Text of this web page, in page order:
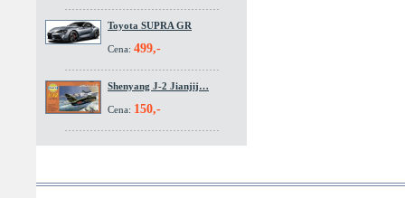
Toyota SUPRA GR
Cena: 499,-
Shenyang J-2 Jianjij…
Cena: 150,-